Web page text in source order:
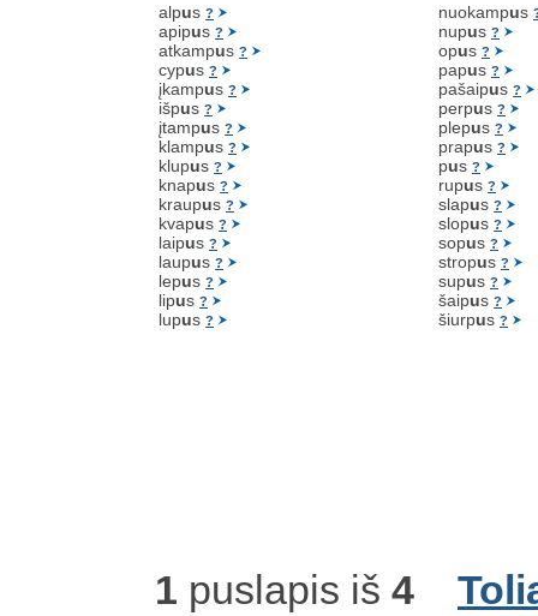
alpus ?
apipus ?
atkampus ?
cypus ?
įkampus ?
išpus ?
įtampus ?
klampus ?
klupus ?
knapus ?
kraupus ?
kvapus ?
laipus ?
laupus ?
lepus ?
lipus ?
lupus ?
nuokampus
nupus ?
opus ?
papus ?
pašaipus ?
perpus ?
plepus ?
prapus ?
pus ?
rupus ?
slapus ?
slopus ?
sopus ?
stropus ?
supus ?
šaipus ?
šiurpus ?
1 puslapis iš 4